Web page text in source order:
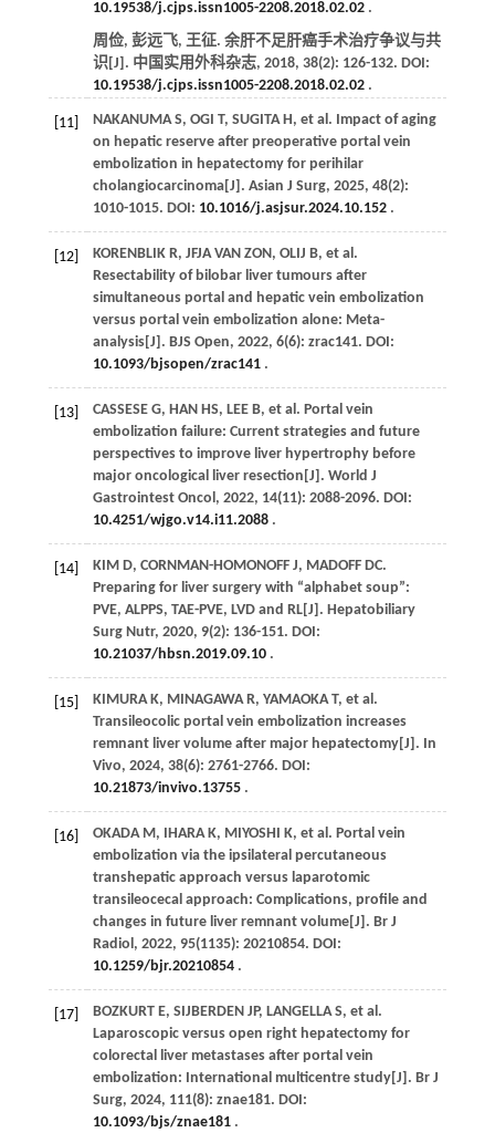
10.19538/j.cjps.issn1005-2208.2018.02.02.
周俭, 彭远飞, 王征. 余肝不足肝癌手术治疗争议与共
识[J]. 中国实用外科杂志, 2018, 38(2): 126-132. DOI:
10.19538/j.cjps.issn1005-2208.2018.02.02.
[11] NAKANUMA S, OGI T, SUGITA H , et al . Impact of aging
on hepatic reserve after preoperative portal vein
embolization in hepatectomy for perihilar
cholangiocarcinoma[J]. Asian J Surg, 2025, 48(2):
1010-1015. DOI: 10.1016/j.asjsur.2024.10.152.
[12] KORENBLIK R, JFJA VAN ZON , OLIJ B, et al .
Resectability of bilobar liver tumours after
simultaneous portal and hepatic vein embolization
versus portal vein embolization alone: Meta-
analysis[J]. BJS Open, 2022, 6(6): zrac141. DOI:
10.1093/bjsopen/zrac141.
[13] CASSESE G, HAN HS, LEE B, et al . Portal vein
embolization failure: Current strategies and future
perspectives to improve liver hypertrophy before
major oncological liver resection[J]. World J
Gastrointest Oncol , 2022, 14(11): 2088-2096. DOI:
10.4251/wjgo.v14.i11.2088.
[14] KIM D, CORNMAN-HOMONOFF J, MADOFF DC.
Preparing for liver surgery with “alphabet soup”:
PVE, ALPPS, TAE-PVE, LVD and RL[J]. Hepatobiliary
Surg Nutr, 2020, 9(2): 136-151. DOI:
10.21037/hbsn.2019.09.10.
[15] KIMURA K, MINAGAWA R, YAMAOKA T, et al .
Transileocolic portal vein embolization increases
remnant liver volume after major hepatectomy[J]. In
Vivo, 2024, 38(6): 2761-2766. DOI:
10.21873/invivo.13755.
[16] OKADA M , IHARA K, MIYOSHI K, et al . Portal vein
embolization via the ipsilateral percutaneous
transhepatic approach versus laparotomic
transileocecal approach: Complications, profile and
changes in future liver remnant volume[J]. Br J
Radiol , 2022, 95(1135): 20210854. DOI:
10.1259/bjr.20210854.
[17] BOZKURT E, SIJBERDEN JP, LANGELLA S, et al .
Laparoscopic versus open right hepatectomy for
colorectal liver metastases after portal vein
embolization: International multicentre study[J]. Br J
Surg, 2024, 111(8): znae181. DOI:
10.1093/bjs/znae181.